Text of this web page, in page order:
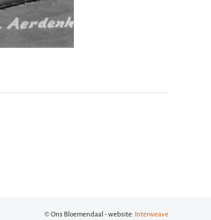
© Ons Bloemendaal - website: Interweave